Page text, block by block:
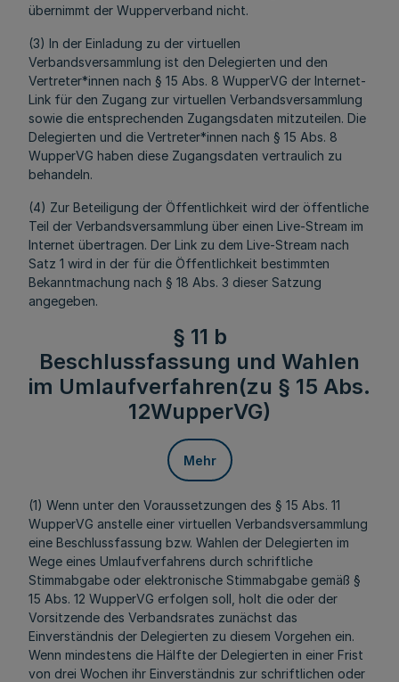
übernimmt der Wupperverband nicht.
(3) In der Einladung zu der virtuellen
Verbandsversammlung ist den Delegierten und den
Vertreter*innen nach § 15 Abs. 8 WupperVG der Internet-
Link für den Zugang zur virtuellen Verbandsversammlung
sowie die entsprechenden Zugangsdaten mitzuteilen. Die
Delegierten und die Vertreter*innen nach § 15 Abs. 8
WupperVG haben diese Zugangsdaten vertraulich zu
behandeln.
(4) Zur Beteiligung der Öffentlichkeit wird der öffentliche
Teil der Verbandsversammlung über einen Live-Stream im
Internet übertragen. Der Link zu dem Live-Stream nach
Satz 1 wird in der für die Öffentlichkeit bestimmten
Bekanntmachung nach § 18 Abs. 3 dieser Satzung
angegeben.
§ 11 b
Beschlussfassung und Wahlen
im Umlaufverfahren(zu § 15 Abs.
12WupperVG)
Mehr
(1) Wenn unter den Voraussetzungen des § 15 Abs. 11
WupperVG anstelle einer virtuellen Verbandsversammlung
eine Beschlussfassung bzw. Wahlen der Delegierten im
Wege eines Umlaufverfahrens durch schriftliche
Stimmabgabe oder elektronische Stimmabgabe gemäß §
15 Abs. 12 WupperVG erfolgen soll, holt die oder der
Vorsitzende des Verbandsrates zunächst das
Einverständnis der Delegierten zu diesem Vorgehen ein.
Wenn mindestens die Hälfte der Delegierten in einer Frist
von drei Wochen ihr Einverständnis zur schriftlichen oder